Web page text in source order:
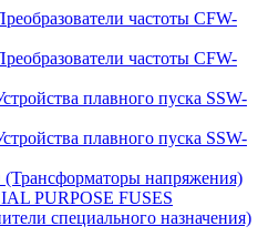
частоты CFW-
частоты CFW-
плавного пуска SSW-
плавного пуска SSW-
напряжения)
PURPOSE FUSES
специального назначения)